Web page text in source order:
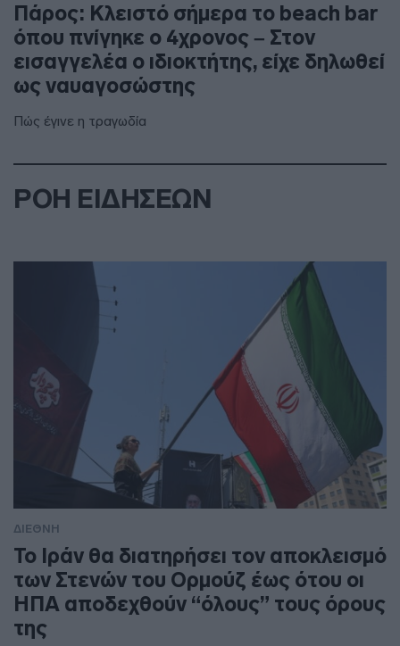
Πάρος: Κλειστό σήμερα το beach bar
όπου πνίγηκε ο 4χρονος – Στον
εισαγγελέα ο ιδιοκτήτης, είχε δηλωθεί
ως ναυαγοσώστης
Πώς έγινε η τραγωδία
ΡΟΗ ΕΙΔΗΣΕΩΝ
ΔΙΕΘΝΗ
To Ιράν θα διατηρήσει τον αποκλεισμό
των Στενών του Ορμούζ έως ότου οι
ΗΠΑ αποδεχθούν “όλους” τους όρους
της